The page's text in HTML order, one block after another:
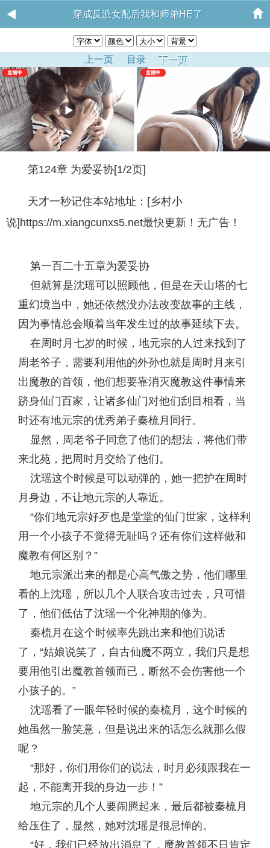
穿成反派女配后我和师弟HE了
上一页 目录 下一页
第124章 为爱妥协[1/2页]
天才一秒记住本站地址：[乡村小
说]https://m.xiangcunxs5.net最快更新！无广告！
第一百二十五章为爱妥协
但就算是沈瑶可以照顾他，但是在天山塔的七
重幻境当中，她还依然没办法改变故事的主线，
因为事情总会顺着当年发生过的故事延续下去。
在周时月七岁的时候，地元宗的人过来找到了
周老爷子，需要利用他的外孙也就是周时月来引
出魔教的首领，他们想要靠消灭魔教这件事情来
跻身仙门百家，让诸多仙门对他们刮目相看，当
时还有地元宗的优秀弟子秦梳月同行。
显然，周老爷子同意了他们的想法，将他们带
来北苑，把周时月交给了他们。
沈瑶这个时候是可以动弹的，她一把护在周时
月身边，不让地元宗的人靠近。
“你们地元宗好歹也是堂堂的仙门世家，这样利
用一个小孩子不觉得无耻吗？还有你们这样做和
魔教有何区别？”
地元宗派出来的都是心高气傲之势，他们哪里
看的上沈瑶，所以几个人联合攻击过去，只可惜
了，他们低估了沈瑶一个化神期的修为。
秦梳月在这个时候率先跳出来和他们说话
了，“姑娘说笑了，自古仙魔不两立，我们只是想
要用他引出魔教首领而已，断然不会伤害他一个
小孩子的。”
沈瑶看了一眼年轻时候的秦梳月，这个时候的
她虽然一脸笑意，但是说出来的话怎么就那么假
呢？
“那好，你们用你们的说法，时月必须跟我在一
起，不能离开我的身边一步！”
地元宗的几个人要闹腾起来，最后都被秦梳月
给压住了，显然，她对沈瑶是很忌惮的。
“好，我们已经放出消息了，魔教首领不日肯定